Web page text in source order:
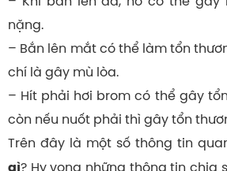
nặng.
– Bắn lên mắt có thể làm tổn
chí là gây mù lòa.
– Hít phải hơi brom có thể gây
còn nếu nuốt phải thì gây tổn
Trên đây là một số thông tin
gì? Hy vọng những thông tin chia